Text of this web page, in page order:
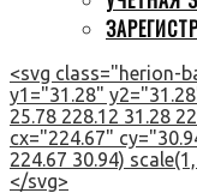
<svg class="herion-
y1="31.28"
25.78 228.12 31.28
cx="224.67"
224.67 30.94)
</svg>